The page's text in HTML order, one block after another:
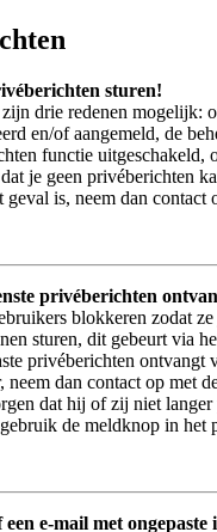
sturen!
drie redenen mogelijk:
en/of aangemeld, de
functie uitgeschakeld,
je geen privéberichten
geval is, neem dan contact
privéberichten
blokkeren zodat
sturen, dit gebeurt via
privéberichten ontvangt
neem dan contact op met
dat hij of zij niet
de meldknop in het
e-mail met